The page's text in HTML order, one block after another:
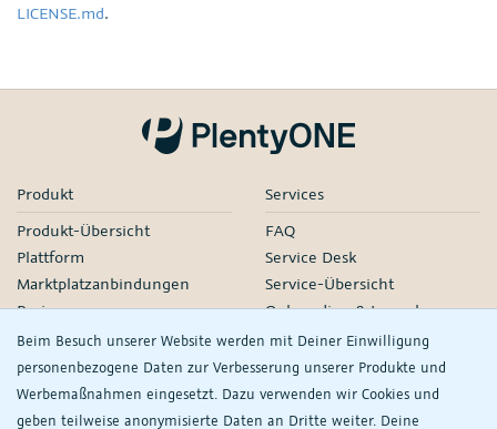
Beim Besuch unserer Website werden mit Deiner Einwilligung
personenbezogene Daten zur Verbesserung unserer Produkte und
Werbemaßnahmen eingesetzt. Dazu verwenden wir Cookies und
geben teilweise anonymisierte Daten an Dritte weiter. Deine
LICENSE.md.
Produkt
Produkt-Übersicht
Plattform
Marktplatzanbindungen
Preise
Services
FAQ
Service Desk
Service-Übersicht
Onboarding & Launch
Services
Managed Services
Partner-Netzwerk
Webinare